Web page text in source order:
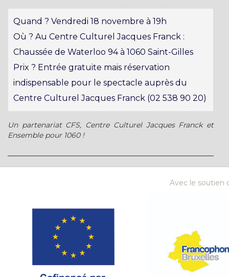
Quand ? Vendredi 18 novembre à 19h
Où ? Au Centre Culturel Jacques Franck :
Chaussée de Waterloo 94 à 1060 Saint-Gilles
Prix ? Entrée gratuite mais réservation
indispensable pour le spectacle auprès du
Centre Culturel Jacques Franck (02 538 90 20)
Un partenariat CFS, Centre Culturel Jacques Franck et
Ensemble pour 1060 !
Avec le soutien